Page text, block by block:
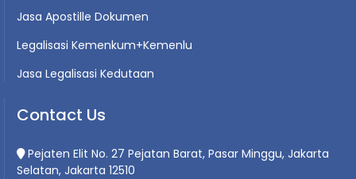
Jasa Apostille Dokumen
Legalisasi Kemenkum+Kemenlu
Jasa Legalisasi Kedutaan
Contact Us
Pejaten Elit No. 27 Pejatan Barat, Pasar Minggu, Jakarta
Selatan, Jakarta 12510